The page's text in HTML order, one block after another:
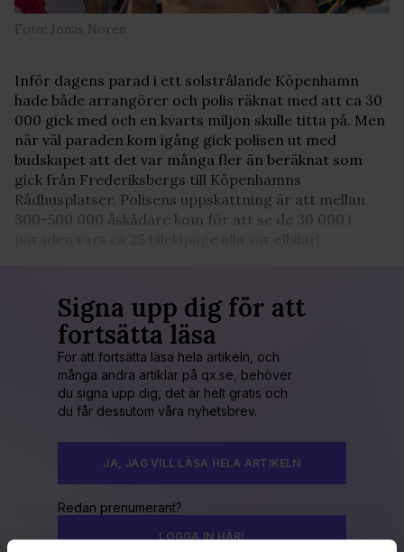
Foto: Jonas Norén
Inför dagens parad i ett solstrålande Köpenhamn
hade både arrangörer och polis räknat med att ca 30
000 gick med och en kvarts miljon skulle titta på. Men
när väl paraden kom igång gick polisen ut med
budskapet att det var många fler än beräknat som
gick från Frederiksbergs till Köpenhamns
Rådhusplatser. Polisens uppskattning är att mellan
300-500 000 åskådare kom för att se de 30 000 i
Signa upp dig för att
fortsätta läsa
För att fortsätta läsa hela artikeln, och
många andra artiklar på qx.se, behöver
du signa upp dig, det är helt gratis och
du får dessutom våra nyhetsbrev.
JA, JAG VILL LÄSA HELA ARTIKELN
Redan prenumerant?
LOGGA IN HÄR!